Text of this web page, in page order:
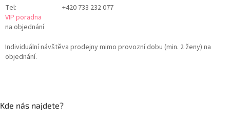
Tel:
+420 733 232 077
VIP poradna
na objednání
Individuální návštěva prodejny mimo provozní dobu (min. 2 ženy) na
objednání.
Kde nás najdete?